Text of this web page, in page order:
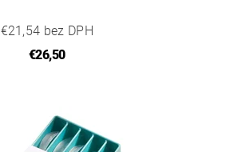
€21,54 bez DPH
€26,50